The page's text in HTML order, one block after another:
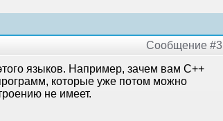
Сообщение #3
языков. Например, зачем вам C++
которые уже потом можно
не имеет.